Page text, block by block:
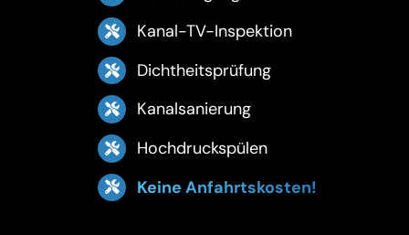
Kanal-TV-Inspektion
Dichtheitsprüfung
Kanalsanierung
Hochdruckspülen
Keine Anfahrtskosten!